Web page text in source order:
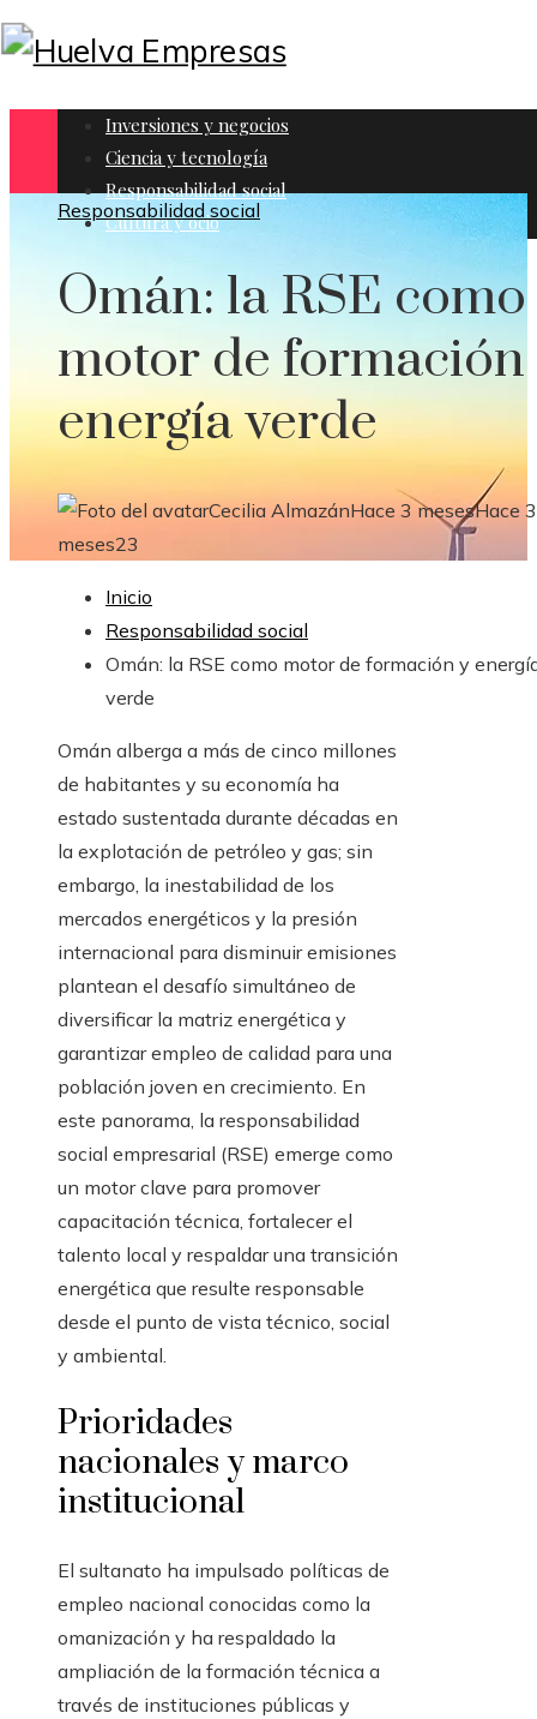
Inversiones y negocios
Ciencia y tecnología
Responsabilidad social
Cultura y ocio
Responsabilidad social
Omán: la RSE como
motor de formación
energía verde
Cecilia AlmazánHace 3 mesesHace 3
meses23
Inicio
Responsabilidad social
Omán: la RSE como motor de formación y
verde
Omán alberga a más de cinco millones
de habitantes y su economía ha
estado sustentada durante décadas en
la explotación de petróleo y gas; sin
embargo, la inestabilidad de los
mercados energéticos y la presión
internacional para disminuir emisiones
plantean el desafío simultáneo de
diversificar la matriz energética y
garantizar empleo de calidad para una
población joven en crecimiento. En
este panorama, la responsabilidad
social empresarial (RSE) emerge como
un motor clave para promover
capacitación técnica, fortalecer el
talento local y respaldar una transición
energética que resulte responsable
desde el punto de vista técnico, social
y ambiental.
Prioridades
nacionales y marco
institucional
El sultanato ha impulsado políticas de
empleo nacional conocidas como la
omanización y ha respaldado la
ampliación de la formación técnica a
través de instituciones públicas y